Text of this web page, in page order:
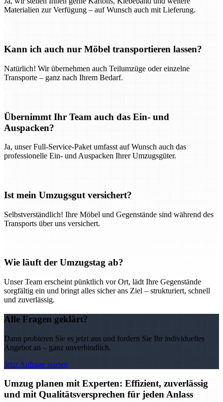
Materialien zur Verfügung – auf Wunsch auch mit Lieferung.
Kann ich auch nur Möbel transportieren lassen?
Natürlich! Wir übernehmen auch Teilumzüge oder einzelne
Transporte – ganz nach Ihrem Bedarf.
Übernimmt Ihr Team auch das Ein- und
Auspacken?
Ja, unser Full-Service-Paket umfasst auf Wunsch auch das
professionelle Ein- und Auspacken Ihrer Umzugsgüter.
Ist mein Umzugsgut versichert?
Selbstverständlich! Ihre Möbel und Gegenstände sind während des
Transports über uns versichert.
Wie läuft der Umzugstag ab?
Unser Team erscheint pünktlich vor Ort, lädt Ihre Gegenstände
sorgfältig ein und bringt alles sicher ans Ziel – strukturiert, schnell
und zuverlässig.
Alle Fragen geklärt?
Dann probieren Sie es jetzt aus und fordern Sie Ihr individuelles
Angebot an – ganz unverbindlich.
Jetzt Anfrage starten
Umzug planen mit Experten: Effizient, zuverlässig
und mit Qualitätsversprechen für jeden Anlass